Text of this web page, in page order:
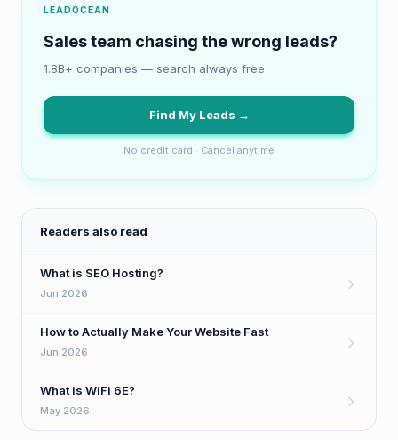
LEADOCEAN
Sales team chasing the wrong leads?
1.8B+ companies — search always free
Find My Leads →
No credit card · Cancel anytime
Readers also read
What is SEO Hosting?
Jun 2026
How to Actually Make Your Website Fast
Jun 2026
What is WiFi 6E?
May 2026